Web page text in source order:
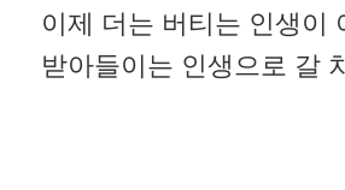
이제 더는 버티는 인생이
받아들이는 인생으로 갈